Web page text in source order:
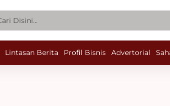
Lintasan Berita Profil Bisnis Advertorial